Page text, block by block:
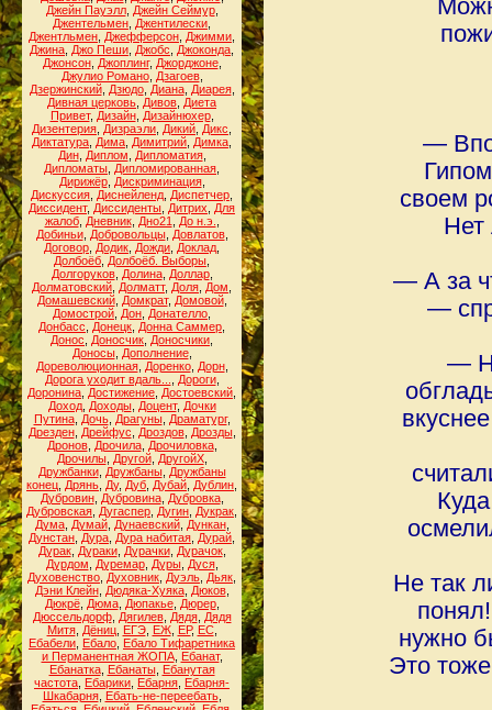
Джейн Пауэлл, Джейн Сеймур,
Джентельмен Джентилески
Джентльмен Джефферсон Джимми
Джина Джо Пеши Джобс Джоконда
Джонсон, Джоплинг, Джорджоне,
Джулио Романо, Дзагоев,
Дзержинский, Дзюдо, Диана, Диарея,
Дивная церковь Дивов Диета
Привет, Дизайн, Дизайнюхер,
Дизентерия Дизраэли Дикий Дикс
Диктатура Дима Димитрий Димка
Дин, Диплом Дипломатия,
Дипломаты Дипломированная
Дирижёр, Дискриминация,
Дискуссия Диснейленд Диспетчер
Диссидент, Диссиденты Дитрих
Для
жалоб, Дневник, Дно21 До н.э.
Добиньи, Добровольцы, Довлатов,
Договор Додик Дожди Доклад
Долбоёб Долбоёб. Выборы
Долгоруков, Долина, Доллар,
Долматовский Долматт, Доля Дом
Домашевский, Домкрат, Домовой,
Домострой Дон Донателло
Донбасс
Донецк Донна Саммер
Донос
Доносчик Доносчики
Доносы, Дополнение,
Дореволюционная, Доренко, Дорн,
Дорога уходит вдаль...
Дороги,
Доронина Достижение Достоевский
Доход, Доходы, Доцент, Дочки
Путина, Дочь, Драгуны, Драматург,
Дрезден, Дрейфус Дроздов, Дрозды,
Дронов, Дрочила, Дрочиловка,
Дрочилы, Другой, ДругойХ,
Дружбанки, Дружбаны, Дружбаны
конец Дрянь Ду, Дуб Дубай Дублин
Дубровин, Дубровина, Дубровка,
Дубровская Дугаспер Дугин Дукрак
Дума, Думай, Дунаевский, Дункан,
Дунстан Дура Дура набитая Дурай
Дурак, Дураки, Дурачки, Дурачок,
Дурдом
Дуремар, Дуры, Дуся,
Духовенство Духовник Дуэль Дьяк
Дэни Клейн, Дюдяка-Хуяка, Дюков,
Дюкрё, Дюма, Дюпакье, Дюрер,
Дюссельдорф, Дягилев, Дядя, Дядя
Митя, Дёниц, ЕГЭ, ЕЖ, ЕР, ЕС,
Ебабели Ебало Ебало Тифаретника
и Перманентная ЖОПА, Ебанат,
Ебанатка, Ебанаты, Ебанутая
частота Ебарики Ебарня Ебарня-
Шкабарня, Ебать-не-переебать,
―
своем
Нет
― А за
―
―
Не так
нужно
Это